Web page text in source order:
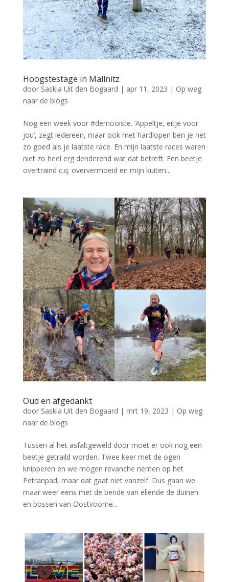
Hoogstestage in Mallnitz
door Saskia Uit den Bogaard | apr 11, 2023 | Op weg
naar de blogs
Nog een week voor #demooiste. ‘Appeltje, eitje voor
jou’, zegt iedereen, maar ook met hardlopen ben je net
zo goed als je laatste race. En mijn laatste races waren
niet zo heel erg denderend wat dat betreft. Een beetje
overtraind c.q. oververmoeid en mijn kuiten...
Oud en afgedankt
door Saskia Uit den Bogaard | mrt 19, 2023 | Op weg
naar de blogs
Tussen al het asfaltgeweld door moet er ook nog een
beetje getraild worden. Twee keer met de ogen
knipperen en we mogen revanche nemen op het
Petranpad, maar dat gaat niet vanzelf. Dus gaan we
maar weer eens met de bende van ellende de duinen
en bossen van Oostvoorne...